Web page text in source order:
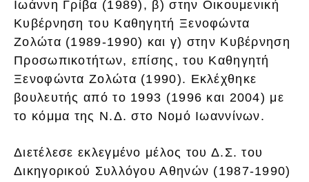
Ιωάννη Γρίβα (1989), β) στην Οικουμενική
Κυβέρνηση του Καθηγητή Ξενοφώντα
Ζολώτα (1989-1990) και γ) στην Κυβέρνηση
Προσωπικοτήτων, επίσης, του Καθηγητή
Ξενοφώντα Ζολώτα (1990). Εκλέχθηκε
βουλευτής από το 1993 (1996 και 2004) με
το κόμμα της Ν.Δ. στο Νομό Ιωαννίνων.
Διετέλεσε εκλεγμένο μέλος του Δ.Σ. του
Δικηγορικού Συλλόγου Αθηνών (1987-1990)